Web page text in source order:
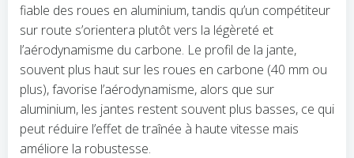
fiable des roues en aluminium, tandis qu’un compétiteur
sur route s’orientera plutôt vers la légèreté et
l’aérodynamisme du carbone. Le profil de la jante,
souvent plus haut sur les roues en carbone (40 mm ou
plus), favorise l’aérodynamisme, alors que sur
aluminium, les jantes restent souvent plus basses, ce qui
peut réduire l’effet de traînée à haute vitesse mais
améliore la robustesse.